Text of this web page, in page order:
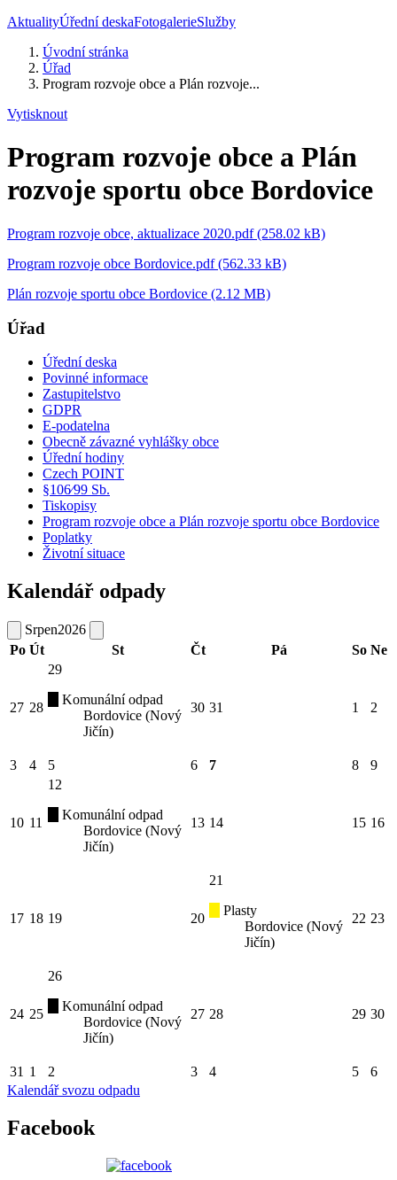
AktualityÚřední deskaFotogalerieSlužby
Úvodní stránka
Úřad
Program rozvoje obce a Plán rozvoje...
Vytisknout
Program rozvoje obce a Plán
rozvoje sportu obce Bordovice
Program rozvoje obce, aktualizace 2020.pdf (258.02 kB)
Program rozvoje obce Bordovice.pdf (562.33 kB)
Plán rozvoje sportu obce Bordovice (2.12 MB)
Úřad
Úřední deska
Povinné informace
Zastupitelstvo
GDPR
E-podatelna
Obecně závazné vyhlášky obce
Úřední hodiny
Czech POINT
§106⁄99 Sb.
Tiskopisy
Program rozvoje obce a Plán rozvoje sportu obce Bordovice
Poplatky
Životní situace
Kalendář odpady
Srpen2026
Po Út St Čt Pá So Ne
27 28
29
Komunální odpad
Bordovice (Nový
Jičín)
30 31 1 2
3 4 5 6 7 8 9
10 11
12
Komunální odpad
Bordovice (Nový
Jičín)
13 14 15 16
17 18 19 20
21
Plasty
Bordovice (Nový
Jičín)
22 23
24 25
26
Komunální odpad
Bordovice (Nový
Jičín)
27 28 29 30
31 1 2 3 4 5
6
Kalendář svozu odpadu
Facebook